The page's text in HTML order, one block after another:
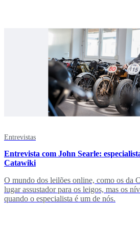
Entrevistas
Entrevista com John Searle:
Catawiki
O mundo dos leilões online, como os da
lugar assustador para os leigos, mas os
quando o especialista é um de nós.